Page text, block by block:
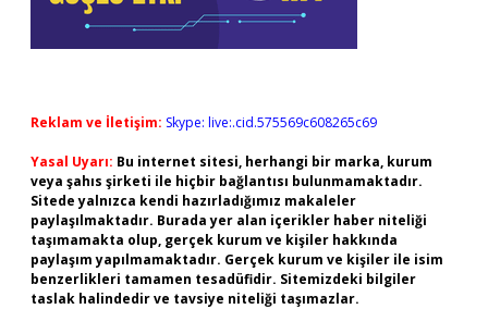
Reklam ve İletişim: Skype: live:.cid.575569c608265c69
Yasal Uyarı: Bu internet sitesi, herhangi bir marka, kurum
veya şahıs şirketi ile hiçbir bağlantısı bulunmamaktadır.
Sitede yalnızca kendi hazırladığımız makaleler
paylaşılmaktadır. Burada yer alan içerikler haber niteliği
taşımamakta olup, gerçek kurum ve kişiler hakkında
paylaşım yapılmamaktadır. Gerçek kurum ve kişiler ile isim
benzerlikleri tamamen tesadüfidir. Sitemizdeki bilgiler
taslak halindedir ve tavsiye niteliği taşımazlar.